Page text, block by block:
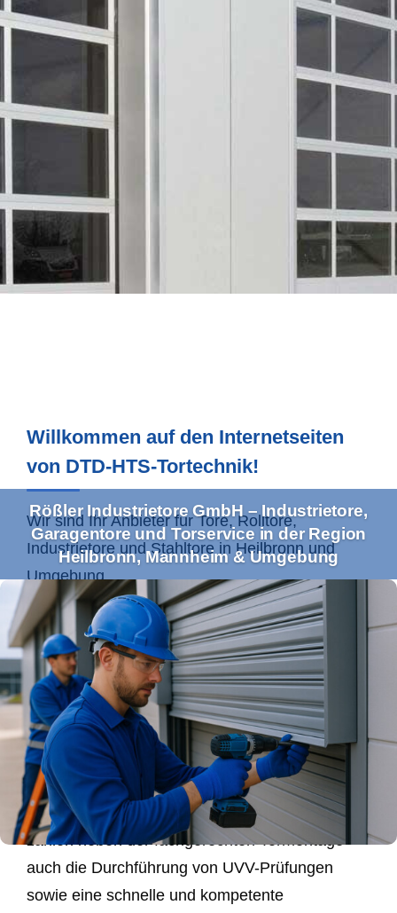
Rößler Industrietore GmbH – Industrietore,
Garagentore und Torservice in der Region
Heilbronn, Mannheim & Umgebung
Willkommen auf den Internetseiten
von DTD-HTS-Tortechnik!
Wir sind Ihr Anbieter für Tore, Rolltore,
Industrietore und Stahltore in Heilbronn und
Umgebung.
Ihr Profi für Industrietore und
Torservice im Einzugsgebiet
Heilbronn & Co.
Mit unserem umfassenden Leistungsspektrum
bedienen wir sowohl Gewerbe- als auch
Privatkunden. Zu unseren Kernkompetenzen
zählen neben der fachgerechten Tormontage
auch die Durchführung von UVV-Prüfungen
sowie eine schnelle und kompetente